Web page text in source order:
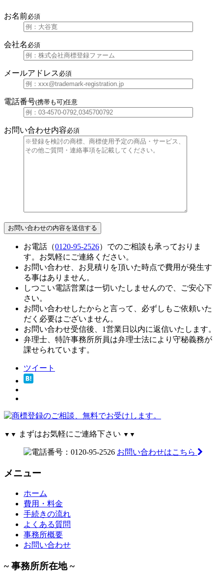
お名前必須
会社名 必須
メールアドレス 必須
電話番号(携帯も可)任意
お問い合わせ内容必須
お電話（0120-95-2526）でのご相談も承っておりま
す。お気軽にご連絡ください。
お問い合わせ、お見積りを頂いた時点で費用が発生す
る事はありません。
しつこい電話営業は一切いたしませんので、ご安心下
さい。
お問い合わせしたからと言って、必ずしもご依頼いた
だく必要はございません。
お問い合わせ受信後、1営業日以内に返信いたします。
弁理士、特許事務所所員は弁理士法により守秘義務が
課せられています。
ツイート
▼▼ まずはお気軽にご連絡下さい ▼▼
お問い合わせはこちら
メニュー
ホーム
費用・料金
手続きの流れ
よくある質問
事務所概要
お問い合わせ
~ 事務所所在地 ~